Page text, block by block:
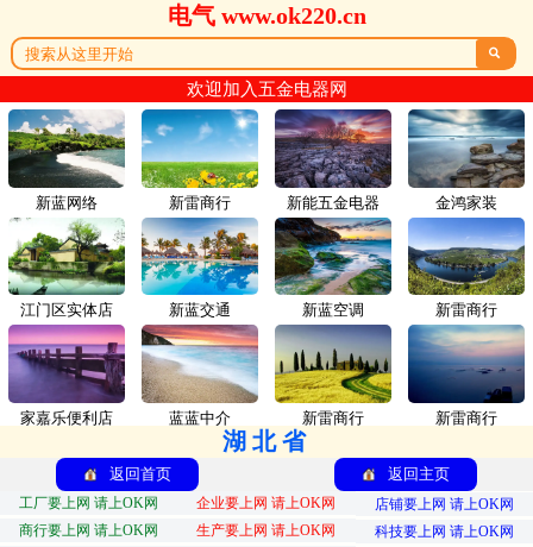
电气 www.ok220.cn

欢迎加入五金电器网
新蓝网络 新雷商行
江门区实体店 新蓝交通
家嘉乐便利店 蓝蓝中介
新能五金电器 金鸿家装
新蓝空调 新雷商行
新雷商行 新雷商行
湖北省
返回首页 返回主页
工厂要上网 请上OK网 企业要上网 请上OK网
店铺要上网 请上OK网
商行要上网 请上OK网
生产要上网 请上OK网
科技要上网 请上OK网